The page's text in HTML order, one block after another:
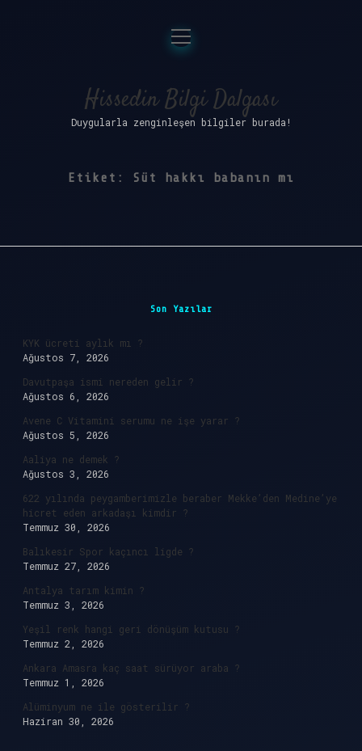
Anasayfa
Gizlilik Politikası
Yasal Uyarı
menüyü
aç
Hissedin Bilgi Dalgası
Duygularla zenginleşen bilgiler burada!
Etiket: Süt hakkı babanın mı
Son Yazılar
KYK ücreti aylık mı ?
Ağustos 7, 2026
Davutpaşa ismi nereden gelir ?
Ağustos 6, 2026
Avene C Vitamini serumu ne işe yarar ?
Ağustos 5, 2026
Aaliya ne demek ?
Ağustos 3, 2026
622 yılında peygamberimizle beraber Mekke’den Medine’ye
hicret eden arkadaşı kimdir ?
Temmuz 30, 2026
Balıkesir Spor kaçıncı ligde ?
Temmuz 27, 2026
Antalya tarım kimin ?
Temmuz 3, 2026
Yeşil renk hangi geri dönüşüm kutusu ?
Temmuz 2, 2026
Ankara Amasra kaç saat sürüyor araba ?
Temmuz 1, 2026
Alüminyum ne ile gösterilir ?
Haziran 30, 2026